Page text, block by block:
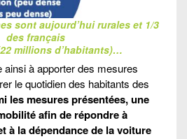
sont aujourd’hui rurales et 1/3
des français
millions d’habitants)…
ainsi à apporter des mesures
le quotidien des habitants des
les mesures présentées, une
afin de répondre à
à la dépendance de la voiture